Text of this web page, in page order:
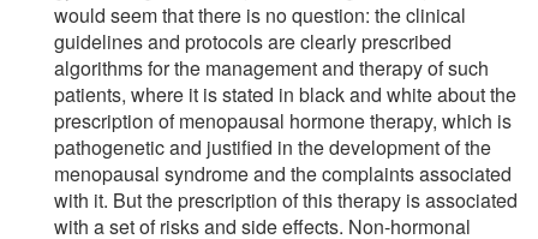
would seem that there is no question: the clinical
guidelines and protocols are clearly prescribed
algorithms for the management and therapy of such
patients, where it is stated in black and white about the
prescription of menopausal hormone therapy, which is
pathogenetic and justified in the development of the
menopausal syndrome and the complaints associated
with it. But the prescription of this therapy is associated
with a set of risks and side effects. Non-hormonal